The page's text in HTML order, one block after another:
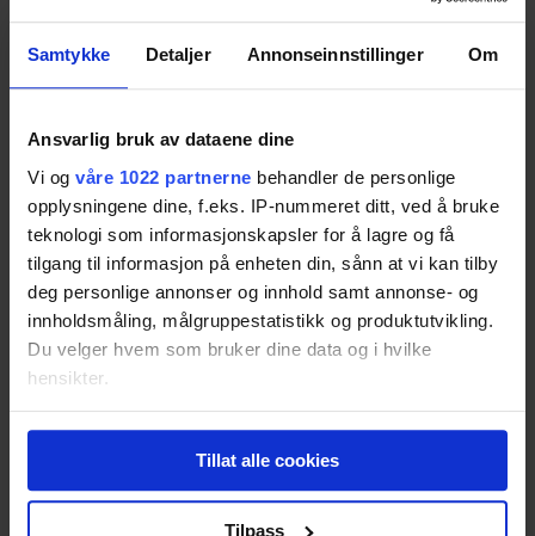
Samtykke Detaljer Annonseinnstillinger Om
Ansvarlig bruk av dataene dine
Vi og våre 1022 partnerne behandler de personlige
opplysningene dine, f.eks. IP-nummeret ditt, ved å bruke
teknologi som informasjonskapsler for å lagre og få
tilgang til informasjon på enheten din, sånn at vi kan tilby
deg personlige annonser og innhold samt annonse- og
innholdsmåling, målgruppestatistikk og produktutvikling.
Du velger hvem som bruker dine data og i hvilke
hensikter.
Hvis du gir oss lov, vil vi også gjerne:
Innhente informasjon om den geografiske
beliggenheten din, som kan være nøyaktig innenfor
Tillat alle cookies
Tilpass
Emmaljunga Edge Duo
Resultatet er basert på
tester.
72
Babyjogger Summit X3
Resultatet er basert på2tester.
Resultatet er basert på2tester.
70